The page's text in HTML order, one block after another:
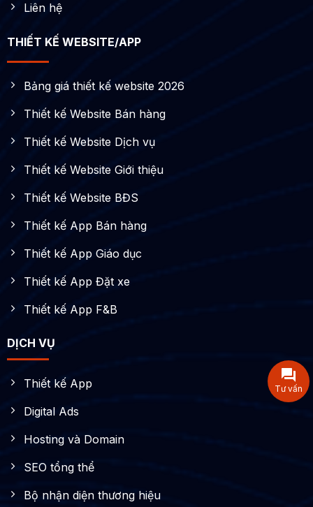
Liên hệ
THIẾT KẾ WEBSITE/APP
Bảng giá thiết kế website 2026
Thiết kế Website Bán hàng
Thiết kế Website Dịch vụ
Thiết kế Website Giới thiệu
Thiết kế Website BĐS
Thiết kế App Bán hàng
Thiết kế App Giáo dục
Thiết kế App Đặt xe
Thiết kế App F&B
DỊCH VỤ
Thiết kế App
Digital Ads
Hosting và Domain
SEO tổng thể
Bộ nhận diện thương hiệu
Tư vấn